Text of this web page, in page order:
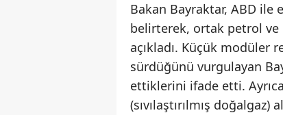
Bakan Bayraktar, ABD ile
belirterek, ortak petrol
açıkladı. Küçük modüler
sürdüğünü vurgulayan
ettiklerini ifade etti.
(sıvılaştırılmış